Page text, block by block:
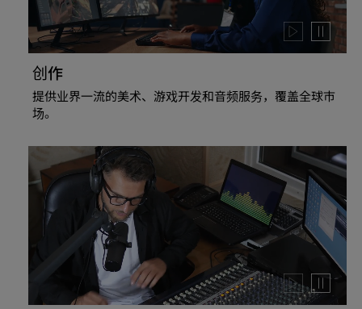
Play
Pause
创作
提供业界一流的美术、游戏开发和音频服务，覆盖全球市
场。
Play
video
Pause
video